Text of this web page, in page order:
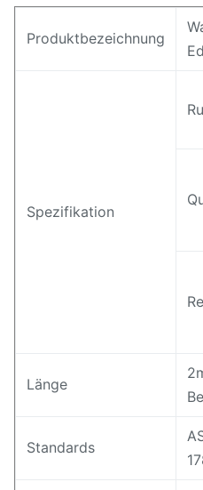
Produktbezeichnung
Spezifikation
Länge
Standards